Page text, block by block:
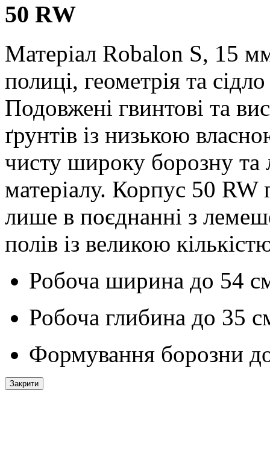
50 RW
Матеріал Robalon S, 15
полиці, геометрія та
Подовжені гвинтові та
ґрунтів із низькою
чисту широку борозну та
матеріалу. Корпус 50 RW
лише в поєднанні з
полів із великою
Робоча ширина до 54
Робоча глибина до 35
Формування борозни
Закрити